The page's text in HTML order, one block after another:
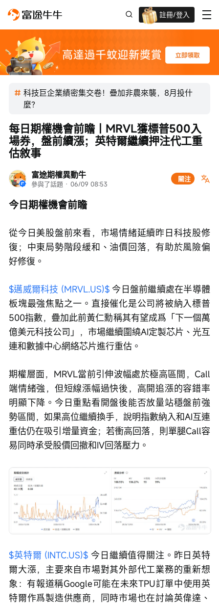
註冊/登入
迎新驚喜賞 股票/BTC等任你揀!
科技巨企業績密集交卷！疊加非農來襲，8月投什
麼？
富途期權異動牛
參與了話題 · 06/09 08:53
關注
每日期權機會前瞻丨MRVL獲標普500入
場券，盤前續漲；英特爾繼續押注代工重
估敘事
今日期權機會前瞻
從今日美股盤前來看，市場情緒延續昨日科技股修
復；中東局勢階段緩和、油價回落，有助於風險偏
好修復。
$邁威爾科技 (MRVL.US)$ 今日盤前繼續處在半導體
板塊最強焦點之一。直接催化是公司將被納入標普
500指數，疊加此前黃仁勳稱其有望成爲「下一個萬
億美元科技公司」，市場繼續圍繞AI定製芯片、光互
連和數據中心網絡芯片進行重估。
期權層面，MRVL當前引伸波幅處於極高區間，Call
端情緒強，但短線漲幅過快後，高開追漲的容錯率
明顯下降。今日重點看開盤後能否放量站穩盤前強
勢區間，如果高位繼續換手，說明指數納入和AI互連
重估仍在吸引增量資金；若衝高回落，則單腿Call容
易同時承受股價回撤和IV回落壓力。
$英特爾 (INTC.US)$ 今日繼續值得關注。昨日英特
爾大漲，主要來自市場對其外部代工業務的重新想
象：有報道稱Google可能在未來TPU訂單中使用英
特爾作爲製造供應商，同時市場也在討論英偉達、